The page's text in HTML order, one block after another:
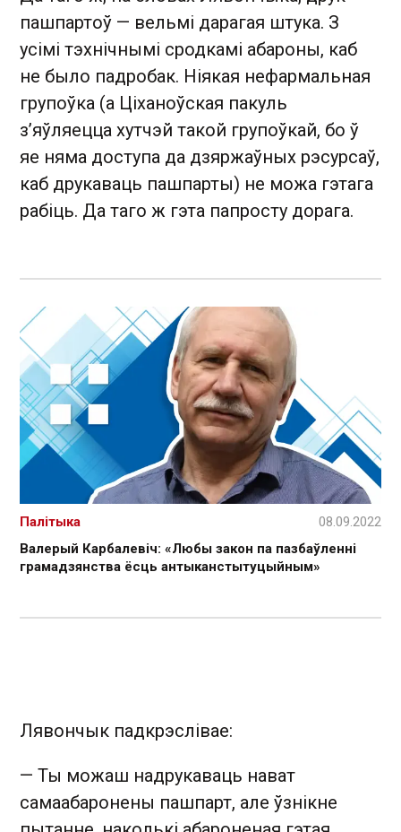
пашпартоў — вельмі дарагая штука. З
усімі тэхнічнымі сродкамі абароны, каб
не было падробак. Ніякая нефармальная
групоўка (а Ціханоўская пакуль
з’яўляецца хутчэй такой групоўкай, бо ў
яе няма доступа да дзяржаўных рэсурсаў,
каб друкаваць пашпарты) не можа гэтага
рабіць. Да таго ж гэта папросту дорага.
Валерый Карбалевіч: «Любы закон па пазбаўленні
грамадзянства ёсць антыканстытуцыйным»
Палітыка 08.09.2022
Лявончык падкрэслівае:
— Ты можаш надрукаваць нават
самаабаронены пашпарт, але ўзнікне